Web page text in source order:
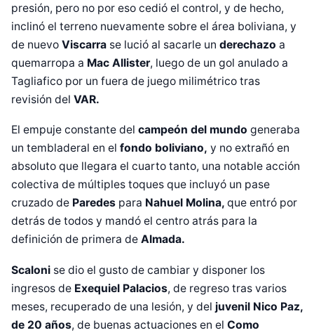
presión, pero no por eso cedió el control, y de hecho,
inclinó el terreno nuevamente sobre el área boliviana, y
de nuevo Viscarra se lució al sacarle un derechazo a
quemarropa a Mac Allister, luego de un gol anulado a
Tagliafico por un fuera de juego milimétrico tras
revisión del VAR.
El empuje constante del campeón del mundo generaba
un tembladeral en el fondo boliviano, y no extrañó en
absoluto que llegara el cuarto tanto, una notable acción
colectiva de múltiples toques que incluyó un pase
cruzado de Paredes para Nahuel Molina, que entró por
detrás de todos y mandó el centro atrás para la
definición de primera de Almada.
Scaloni se dio el gusto de cambiar y disponer los
ingresos de Exequiel Palacios, de regreso tras varios
meses, recuperado de una lesión, y del juvenil Nico Paz,
de 20 años, de buenas actuaciones en el Como